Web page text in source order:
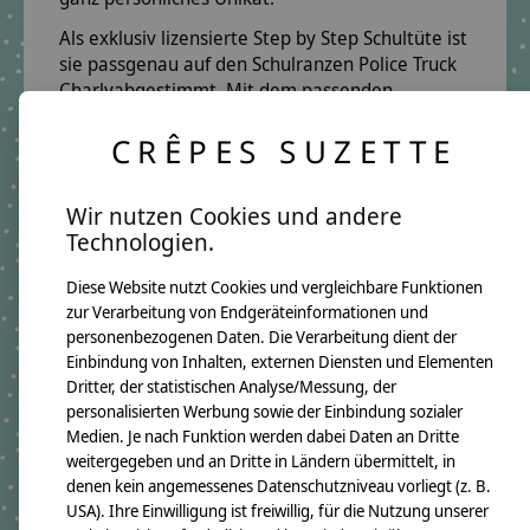
Als exklusiv lizensierte Step by Step Schultüte ist
sie passgenau auf den Schulranzen Police Truck
Charlyabgestimmt. Mit dem passenden
Handumdrehen zu einem kuscheligen
Erinnerungsstück
, das lange Freude bereitet.
Farben & Design:Kräftiges Blau mit silbernen
Details – cool, modern und absolut
jungentauglich.
Perfekt für dieEinschulung 2026– eine
personalisierte Schultüte mit Polizeiwagen,
handgefertigt in Köln und exklusiv bei uns
erhältlich.
Produktangaben:
Schultüte Policetruck Charly
GTIN:
4250608120785
Bezugsmaß:
Höhe ca.100cm
CRÊPES SUZETTE
Wir nutzen Cookies und andere
Technologien.
Diese Website nutzt Cookies und vergleichbare Funktionen
zur Verarbeitung von Endgeräteinformationen und
personenbezogenen Daten. Die Verarbeitung dient der
Einbindung von Inhalten, externen Diensten und Elementen
Dritter, der statistischen Analyse/Messung, der
personalisierten Werbung sowie der Einbindung sozialer
Medien. Je nach Funktion werden dabei Daten an Dritte
weitergegeben und an Dritte in Ländern übermittelt, in
denen kein angemessenes Datenschutzniveau vorliegt (z. B.
USA). Ihre Einwilligung ist freiwillig, für die Nutzung unserer